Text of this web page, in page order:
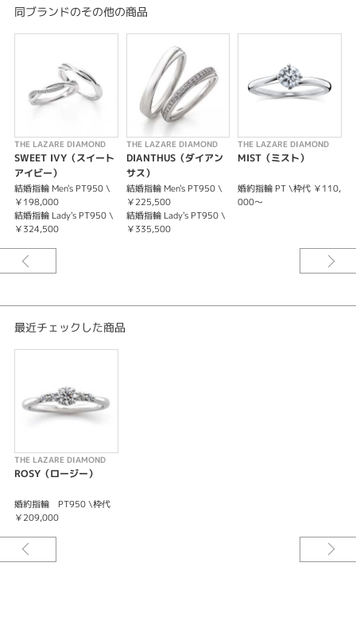
テイスト
ラザールダイヤモンド ROSY（ロージー）
人気の婚約指輪LILIES（リリーズ）をベースに、より進化させたデザインで
す。４本爪にすることにより、最大の特徴である側面がすっきりとし、ダイ
ヤモンドの横顔がより美しく見えるようになりました。繊細ながら安心感の
あるセッティングはフェアリープラチナムだからこそです。
同ブランドのその他の商品
THE LAZARE DIAMOND
SWEET IVY（スイート
アイビー）
結婚指輪 Men's PT950 \
￥198,000
結婚指輪 Lady's PT950 \
￥324,500
THE LAZARE DIAMOND
DIANTHUS（ダイアン
サス）
結婚指輪 Men's PT950 \
￥225,500
結婚指輪 Lady's PT950 \
￥335,500
THE LAZARE DIAMOND
MIST（ミスト）
婚約指輪 PT \枠代 ￥110,
000～
最近チェックした商品
THE LAZARE DIAMOND
ROSY（ロージー）
婚約指輪 PT950 \枠代
￥209,000